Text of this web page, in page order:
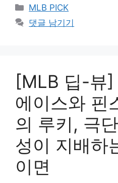
카
테
MLB PICK
댓글 남기기
[MLB 딥-뷰]
에이스와 핀
의 루키, 극
성이 지배하
이면